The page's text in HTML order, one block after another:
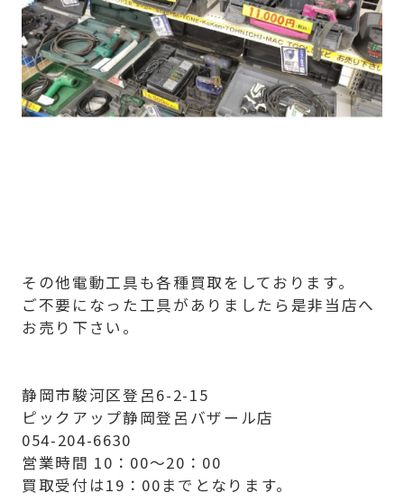
その他電動工具も各種買取をしております。
ご不要になった工具がありましたら是非当店へ
お売り下さい。
静岡市駿河区登呂6-2-15
ピックアップ静岡登呂バザール店
054-204-6630
営業時間 10：00～20：00
買取受付は19：00までとなります。